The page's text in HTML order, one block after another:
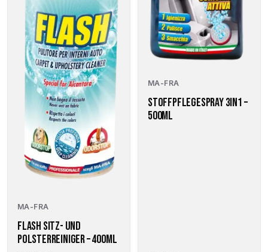
MA-FRA
FLASH SITZ- UND
POLSTERREINIGER – 400ML
MA-FRA
STOFFPFLEGESPRAY 3IN1 –
500ML